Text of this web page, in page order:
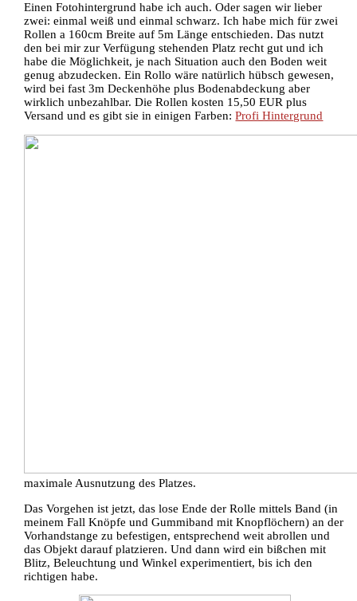
Einen Fotohintergrund habe ich auch. Oder sagen wir lieber
zwei: einmal weiß und einmal schwarz. Ich habe mich für zwei
Rollen a 160cm Breite auf 5m Länge entschieden. Das nutzt
den bei mir zur Verfügung stehenden Platz recht gut und ich
habe die Möglichkeit, je nach Situation auch den Boden weit
genug abzudecken. Ein Rollo wäre natürlich hübsch gewesen,
wird bei fast 3m Deckenhöhe plus Bodenabdeckung aber
wirklich unbezahlbar. Die Rollen kosten 15,50 EUR plus
Versand und es gibt sie in einigen Farben:Profi Hintergrund
maximale Ausnutzung des Platzes.
Das Vorgehen ist jetzt, das lose Ende der Rolle mittels Band (in
meinem Fall Knöpfe und Gummiband mit Knopflöchern) an der
Vorhandstange zu befestigen, entsprechend weit abrollen und
das Objekt darauf platzieren. Und dann wird ein bißchen mit
Blitz, Beleuchtung und Winkel experimentiert, bis ich den
richtigen habe.